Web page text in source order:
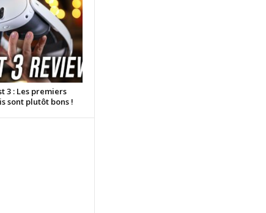
3 : Les premiers
sont plutôt bons !